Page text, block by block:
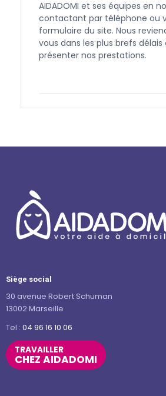
AIDADOMI et ses équipes en
contactant par téléphone ou
formulaire du site. Nous
vous dans les plus brefs
présenter nos prestations.
Siège social
30 avenue Robert Schuman
13002 Marseille
Tel : 04 96 16 10 06
TRAVAILLER
CHEZ AIDADOMI